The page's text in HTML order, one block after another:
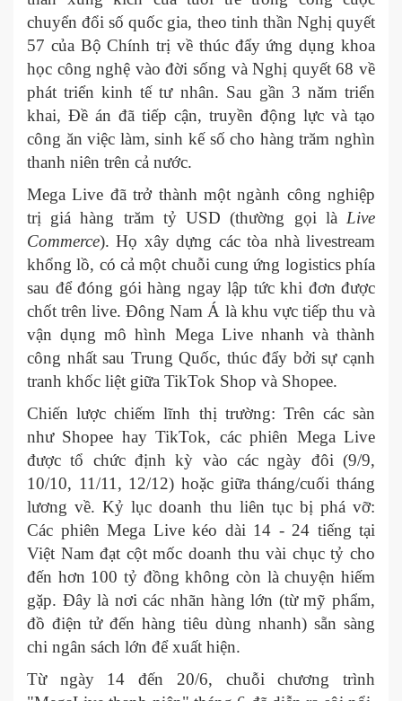
chuyển đổi số quốc gia, theo tinh thần Nghị quyết
57 của Bộ Chính trị về thúc đẩy ứng dụng khoa
học công nghệ vào đời sống và Nghị quyết 68 về
phát triển kinh tế tư nhân. Sau gần 3 năm triển
khai, Đề án đã tiếp cận, truyền động lực và tạo
công ăn việc làm, sinh kế số cho hàng trăm nghìn
thanh niên trên cả nước.
Mega Live đã trở thành một ngành công nghiệp
trị giá hàng trăm tỷ USD (thường gọi là Live
Commerce). Họ xây dựng các tòa nhà livestream
khổng lồ, có cả một chuỗi cung ứng logistics phía
sau để đóng gói hàng ngay lập tức khi đơn được
chốt trên live. Đông Nam Á là khu vực tiếp thu và
vận dụng mô hình Mega Live nhanh và thành
công nhất sau Trung Quốc, thúc đẩy bởi sự cạnh
tranh khốc liệt giữa TikTok Shop và Shopee.
Chiến lược chiếm lĩnh thị trường: Trên các sàn
như Shopee hay TikTok, các phiên Mega Live
được tổ chức định kỳ vào các ngày đôi (9/9,
10/10, 11/11, 12/12) hoặc giữa tháng/cuối tháng
lương về. Kỷ lục doanh thu liên tục bị phá vỡ:
Các phiên Mega Live kéo dài 14 - 24 tiếng tại
Việt Nam đạt cột mốc doanh thu vài chục tỷ cho
đến hơn 100 tỷ đồng không còn là chuyện hiếm
gặp. Đây là nơi các nhãn hàng lớn (từ mỹ phẩm,
đồ điện tử đến hàng tiêu dùng nhanh) sẵn sàng
chi ngân sách lớn để xuất hiện.
Từ ngày 14 đến 20/6, chuỗi chương trình